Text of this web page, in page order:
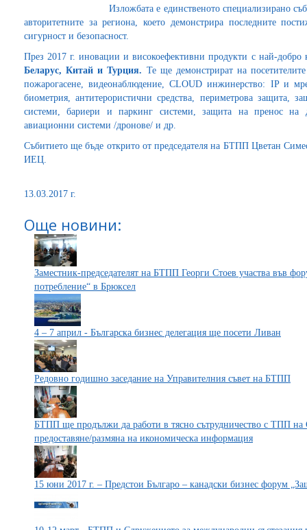
Изложбата е единственото специализирано
авторитетните за региона, което демонстрира последните
сигурност и безопасност.
През 2017 г. иновации и високоефективни продукти с най-добро
Беларус, Китай и Турция. Те ще демонстрират на
пожарогасене, видеонаблюдение, CLOUD инжинерство: IP и
биометрия, антитерористични средства, периметрова защита,
системи, бариери и паркинг системи, защита на пренос
авиационни системи /дронове/ и др.
Събитието ще бъде открито от председателя на БТПП Цветан
ИЕЦ.
13.03.2017 г.
Още новини:
Заместник-председателят на БТПП Георги Стоев участва във
потребление“ в Брюксел
4 – 7 април - Българска бизнес делегация ще посети Ливан
Редовно годишно заседание на Управителния съвет на БТПП
БТПП ще продължи да работи в тясно сътрудничество с ТПП на
предоставяне/размяна на икономическа информация
15 юни 2017 г. – Предстои Българо – канадски бизнес форум